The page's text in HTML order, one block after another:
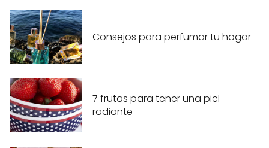
Consejos para perfumar tu hogar
7 frutas para tener una piel
radiante